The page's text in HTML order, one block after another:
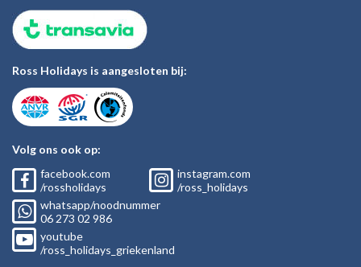
Ross Holidays is aangesloten bij:
Volg ons ook op:
facebook.com
/rossholidays
instagram.com
/ross_holidays
whatsapp/noodnummer
06 273 02 986
youtube
/ross_holidays_griekenland